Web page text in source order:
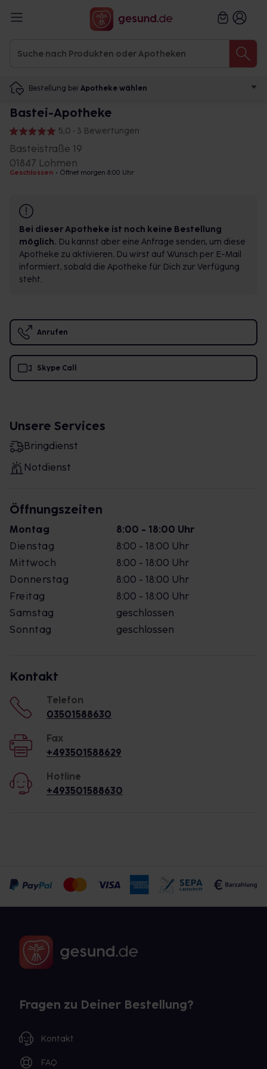
Bestellung bei Apotheke wählen
Bastei-Apotheke
5,0 • 3 Bewertungen
Basteistraße 19
01847 Lohmen
Geschlossen • Öffnet morgen 8:00 Uhr
Bei dieser Apotheke ist noch keine Bestellung
möglich. Du kannst aber eine Anfrage senden, um diese
Apotheke zu aktivieren. Du wirst auf Wunsch per E-Mail
informiert, sobald die Apotheke für Dich zur Verfügung
steht.
Anrufen
Skype Call
Unsere Services
Bringdienst
Notdienst
Öffnungszeiten
Montag
8:00 - 18:00 Uhr
Dienstag
8:00 - 18:00 Uhr
Mittwoch
8:00 - 18:00 Uhr
Donnerstag
8:00 - 18:00 Uhr
Freitag
8:00 - 18:00 Uhr
Samstag
geschlossen
Sonntag
geschlossen
Kontakt
Telefon
03501588630
Fax
+493501588629
Hotline
+493501588630
Fragen zu Deiner Bestellung?
Kontakt
FAQ